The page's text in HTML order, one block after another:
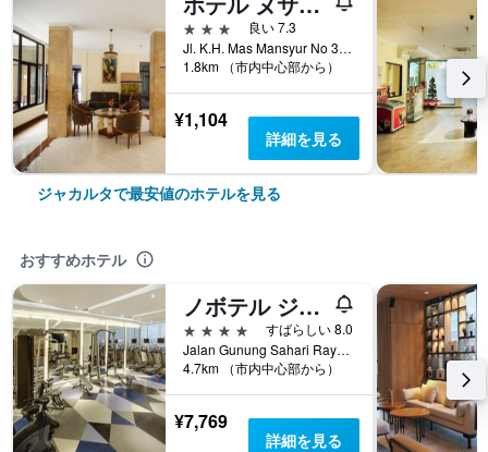
3つ星
良い 7.3
Jl. K.H. Mas Mansyur No 36, Tanah Abang, ジャカルタ, インドネシア
1.8km （市内中心部から）
¥1,104
詳細を見る
ジャカルタで最安値のホテルを見る
おすすめホテル
ノボテル ジャカルタ マンガ ドゥア スクエア
4つ星
すばらしい 8.0
Jalan Gunung Sahari Raya No 1, ジャカルタ, インドネシア
4.7km （市内中心部から）
¥7,769
詳細を見る